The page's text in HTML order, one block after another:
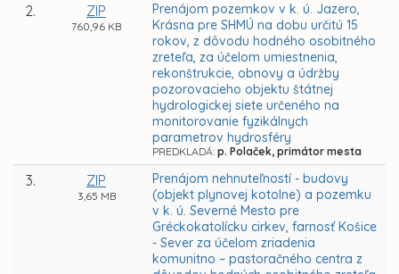
2. ZIP
760,96 KB
Prenájom pozemkov v k. ú. Jazero,
Krásna pre SHMÚ na dobu určitú 15
rokov, z dôvodu hodného osobitného
zreteľa, za účelom umiestnenia,
rekonštrukcie, obnovy a údržby
pozorovacieho objektu štátnej
hydrologickej siete určeného na
monitorovanie fyzikálnych
parametrov hydrosféry
PREDKLADÁ: p. Polaček, primátor mesta
3. ZIP
3,65 MB
Prenájom nehnuteľností - budovy
(objekt plynovej kotolne) a pozemku
v k. ú. Severné Mesto pre
Gréckokatolícku cirkev, farnosť Košice
- Sever za účelom zriadenia
komunitno – pastoračného centra z